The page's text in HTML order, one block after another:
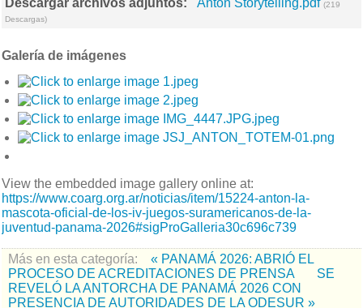
(219
Descargas)
Galería de imágenes
View the embedded image gallery online at:
https://www.coarg.org.ar/noticias/item/15224-anton-la-
mascota-oficial-de-los-iv-juegos-suramericanos-de-la-
juventud-panama-2026#sigProGalleria30c696c739
Más en esta categoría:
« PANAMÁ 2026: ABRIÓ EL
PROCESO DE ACREDITACIONES DE PRENSA
SE
REVELÓ LA ANTORCHA DE PANAMÁ 2026 CON
PRESENCIA DE AUTORIDADES DE LA ODESUR »